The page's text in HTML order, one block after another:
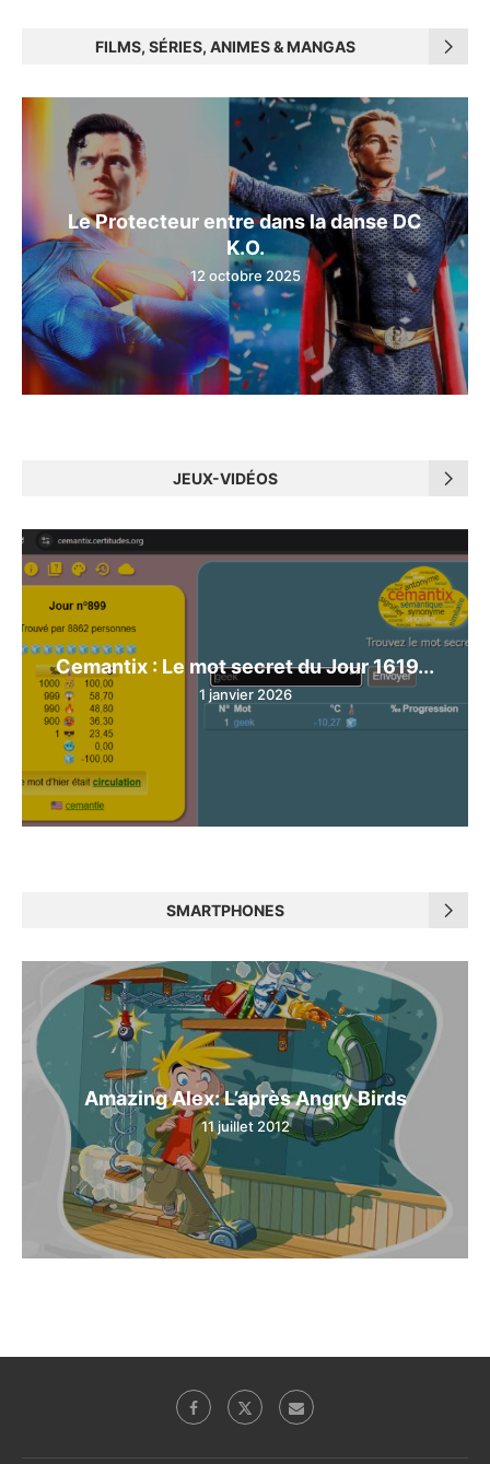
FILMS, SÉRIES, ANIMES & MANGAS
Le Protecteur entre dans la danse DC
K.O.
12 octobre 2025
JEUX-VIDÉOS
Cemantix : Le mot secret du Jour 1619...
1 janvier 2026
SMARTPHONES
Amazing Alex: L’après Angry Birds
11 juillet 2012